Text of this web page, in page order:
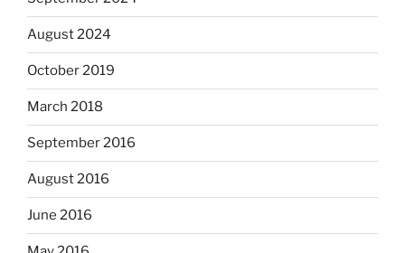
August 2024
October 2019
March 2018
September 2016
August 2016
June 2016